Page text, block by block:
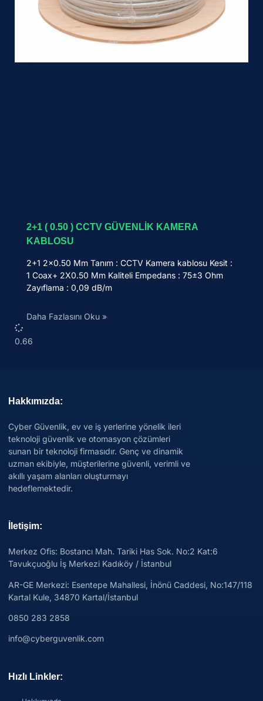
2+1 ( 0.50 ) CCTV GÜVENLİK KAMERA
KABLOSU
2+1 2×0.50 Mm Tanım : CCTV Kamera kablosu Kesit :
1 Coax+ 2X0.50 Mm Kaliteli Empedans : 75±3 Ohm
Zayıflama : 0,09 dB/m
Daha Fazlasını Oku »
Hakkımızda:
Cyber Güvenlik, ev ve iş yerlerine yönelik ileri
teknoloji güvenlik ve otomasyon çözümleri
sunan bir teknoloji firmasıdır. Genç ve dinamik
uzman ekibiyle, müşterilerine güvenli, verimli ve
akıllı yaşam alanları oluşturmayı
hedeflemektedir.
İletişim:
Merkez Ofis: Bostancı Mah. Tariki Has Sok. No:2 Kat:6
Tavukçuoğlu İş Merkezi Kadıköy / İstanbul
AR-GE Merkezi: Esentepe Mahallesi, İnönü Caddesi, No:147/118
Kartal Kule, 34870 Kartal/İstanbul
0850 283 2858
info@cyberguvenlik.com
Hızlı Linkler: